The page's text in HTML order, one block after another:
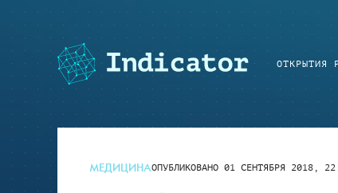
ОТКРЫТИЯ
МЕДИЦИНАОПУБЛИКОВАНО 01 СЕНТЯБРЯ 2018,